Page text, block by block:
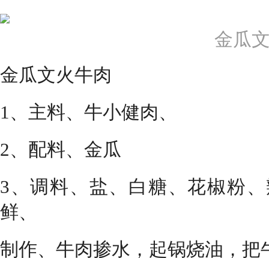
金瓜
金瓜文火牛肉
1、主料、牛小健肉、
2、配料、金瓜
3、调料、盐、白糖、花椒粉
鲜、
制作、牛肉掺水，起锅烧油，